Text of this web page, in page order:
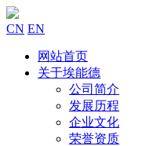
CN EN
网站首页
关于埃能德
公司简介
发展历程
企业文化
荣誉资质